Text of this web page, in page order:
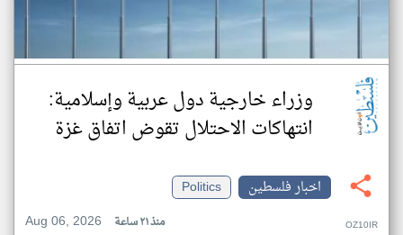
وزراء خارجية دول عربية وإسلامية:
انتهاكات الاحتلال تقوض اتفاق غزة
اخبار فلسطين
Politics
Aug 06, 2026
منذ ٢١ ساعة OZ10IR